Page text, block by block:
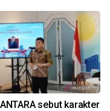
sebut karakter